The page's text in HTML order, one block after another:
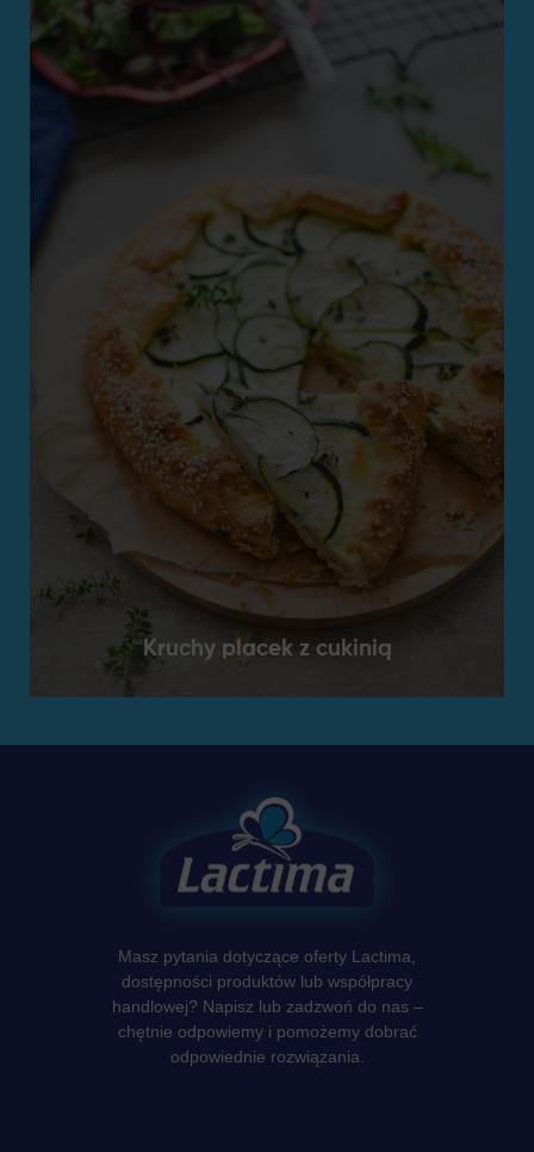
Kruchy placek z cukinią
Masz pytania dotyczące oferty Lactima,
dostępności produktów lub współpracy
handlowej? Napisz lub zadzwoń do nas –
chętnie odpowiemy i pomożemy dobrać
odpowiednie rozwiązania.